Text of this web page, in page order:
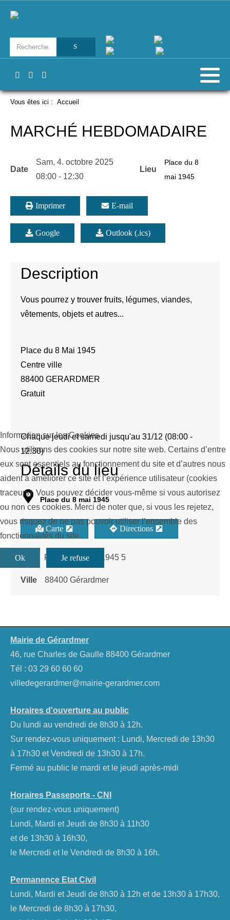
Vous êtes ici : Accueil
MARCHÉ HEBDOMADAIRE
Date
Sam, 4. octobre 2025
08:00 - 12:30
Lieu
Place du 8
mai 1945
Imprimer E-mail
Google Outlook (.ics)
Description
Vous pourrez y trouver fruits, légumes, viandes,
vêtements, objets et autres...
Place du 8 Mai 1945
Centre ville
88400 GERARDMER
Gratuit
Chaque jeudi et samedi jusqu'au 31/12 (08:00 -
12:30)
Détails du lieu
Place du 8 mai 1945
Carte Directions
Rue Place du 8 mai 1945 5
Ville 88400 Gérardmer
Mairie de Gérardmer
46, rue Charles de Gaulle 88400 Gérardmer
Tél : 03 29 60 60 60
villedegerardmer@mairie-gerardmer.com
Horaires d'ouverture au public
Du lundi au vendredi de 8h30 à 12h.
Sur rendez-vous uniquement : Lundi, Mercredi de 13h30
à 17h30 et Vendredi de 13h30 à 17h.
Fermé au public le mardi et le jeudi après-midi
Horaires Passeports - CNI
(sur rendez-vous uniquement)
Lundi, Mardi et Jeudi de 8h30 à 11h30
et de 13h30 à 16h30,
le Mercredi et le Vendredi de 8h30 à 16h.
Permanence Etat Civil
Lundi, Mardi et Jeudi de 8h30 à 12h et de 13h30 à 17h30,
le Mercredi de 8h30 à 17h30,
Information sur les Cookies
Nous utilisons des cookies sur notre site web. Certains d’entre
eux sont essentiels au fonctionnement du site et d’autres nous
aident à améliorer ce site et l’expérience utilisateur (cookies
traceurs). Vous pouvez décider vous-même si vous autorisez
ou non ces cookies. Merci de noter que, si vous les rejetez,
vous risquez de ne pas pouvoir utiliser l’ensemble des
fonctionnalités du site.
Ok Je refuse